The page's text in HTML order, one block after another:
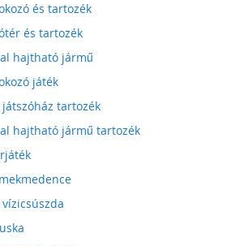
és tartozék
és tartozék
hajtható jármű
játék
tartozék
hajtható jármű tartozék